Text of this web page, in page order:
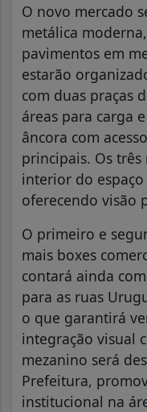
O novo mercado
metálica
pavimentos em
estarão
com duas praças
áreas para carga
âncora com
principais. Os
interior do espaço
oferecendo visão
O primeiro e
mais boxes
contará ainda
para as ruas
o que garantirá
integração visual
mezanino será
Prefeitura,
institucional na